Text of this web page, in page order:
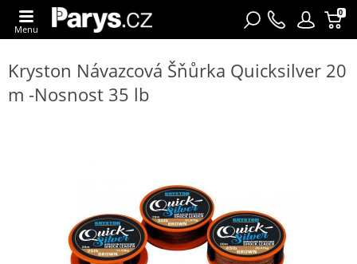
0
Menu
Kryston Návazcová Šňůrka Quicksilver 20
m -Nosnost 35 lb